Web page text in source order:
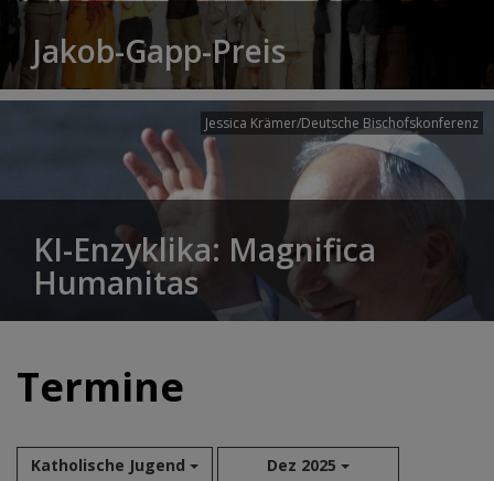
Jakob-Gapp-Preis
Jessica Krämer/Deutsche Bischofskonferenz
KI-Enzyklika: Magnifica
Humanitas
Termine
Katholische Jugend Dez 2025